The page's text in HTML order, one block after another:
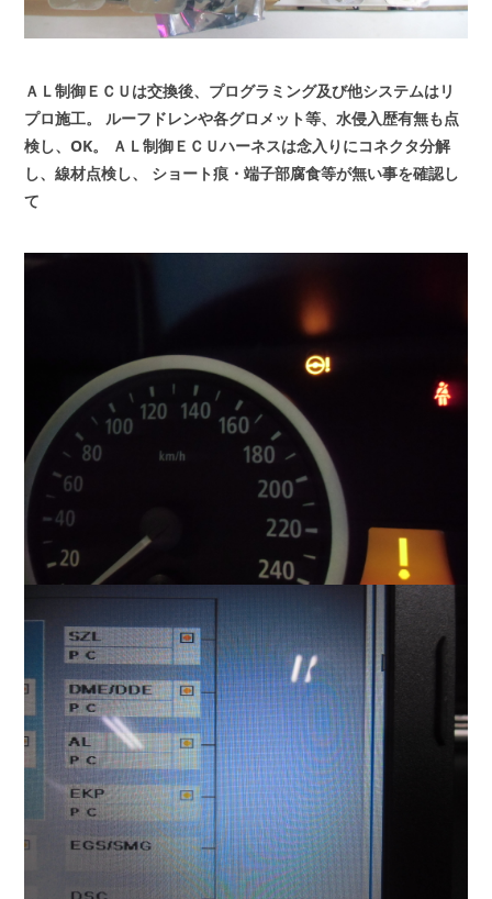
ＡＬ制御ＥＣＵは交換後、プログラミング及び他システムはリ
プロ施工。
ルーフドレンや各グロメット等、水侵入歴有無も点
検し、OK。
ＡＬ制御ＥＣＵハーネスは念入りにコネクタ分解
し、線材点検し、
ショート痕・端子部腐食等が無い事を確認し
て